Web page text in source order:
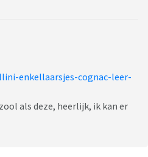
enkellaarsjes-cognac-leer-
als deze, heerlijk, ik kan er